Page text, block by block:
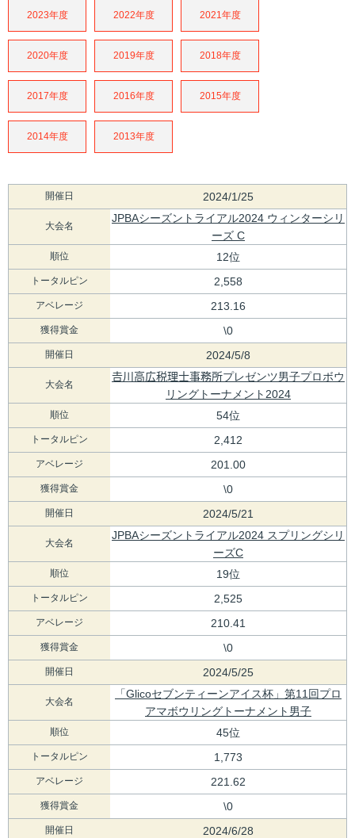
2023年度 2022年度 2021年度
2020年度 2019年度 2018年度
2017年度 2016年度 2015年度
2014年度 2013年度
開催日 2024/1/25
大会名
JPBAシーズントライアル2024 ウィンターシリ
ーズ C
順位 12位
トータルピン 2,558
アベレージ 213.16
獲得賞金 \0
開催日 2024/5/8
大会名
𠮷川高広税理士事務所プレゼンツ男子プロボウ
リングトーナメント2024
順位 54位
トータルピン 2,412
アベレージ 201.00
獲得賞金 \0
開催日 2024/5/21
大会名
JPBAシーズントライアル2024 スプリングシリ
ーズC
順位 19位
トータルピン 2,525
アベレージ 210.41
獲得賞金 \0
開催日 2024/5/25
大会名
「Glicoセブンティーンアイス杯」第11回プロ
アマボウリングトーナメント男子
順位 45位
トータルピン 1,773
アベレージ 221.62
獲得賞金 \0
開催日 2024/6/28